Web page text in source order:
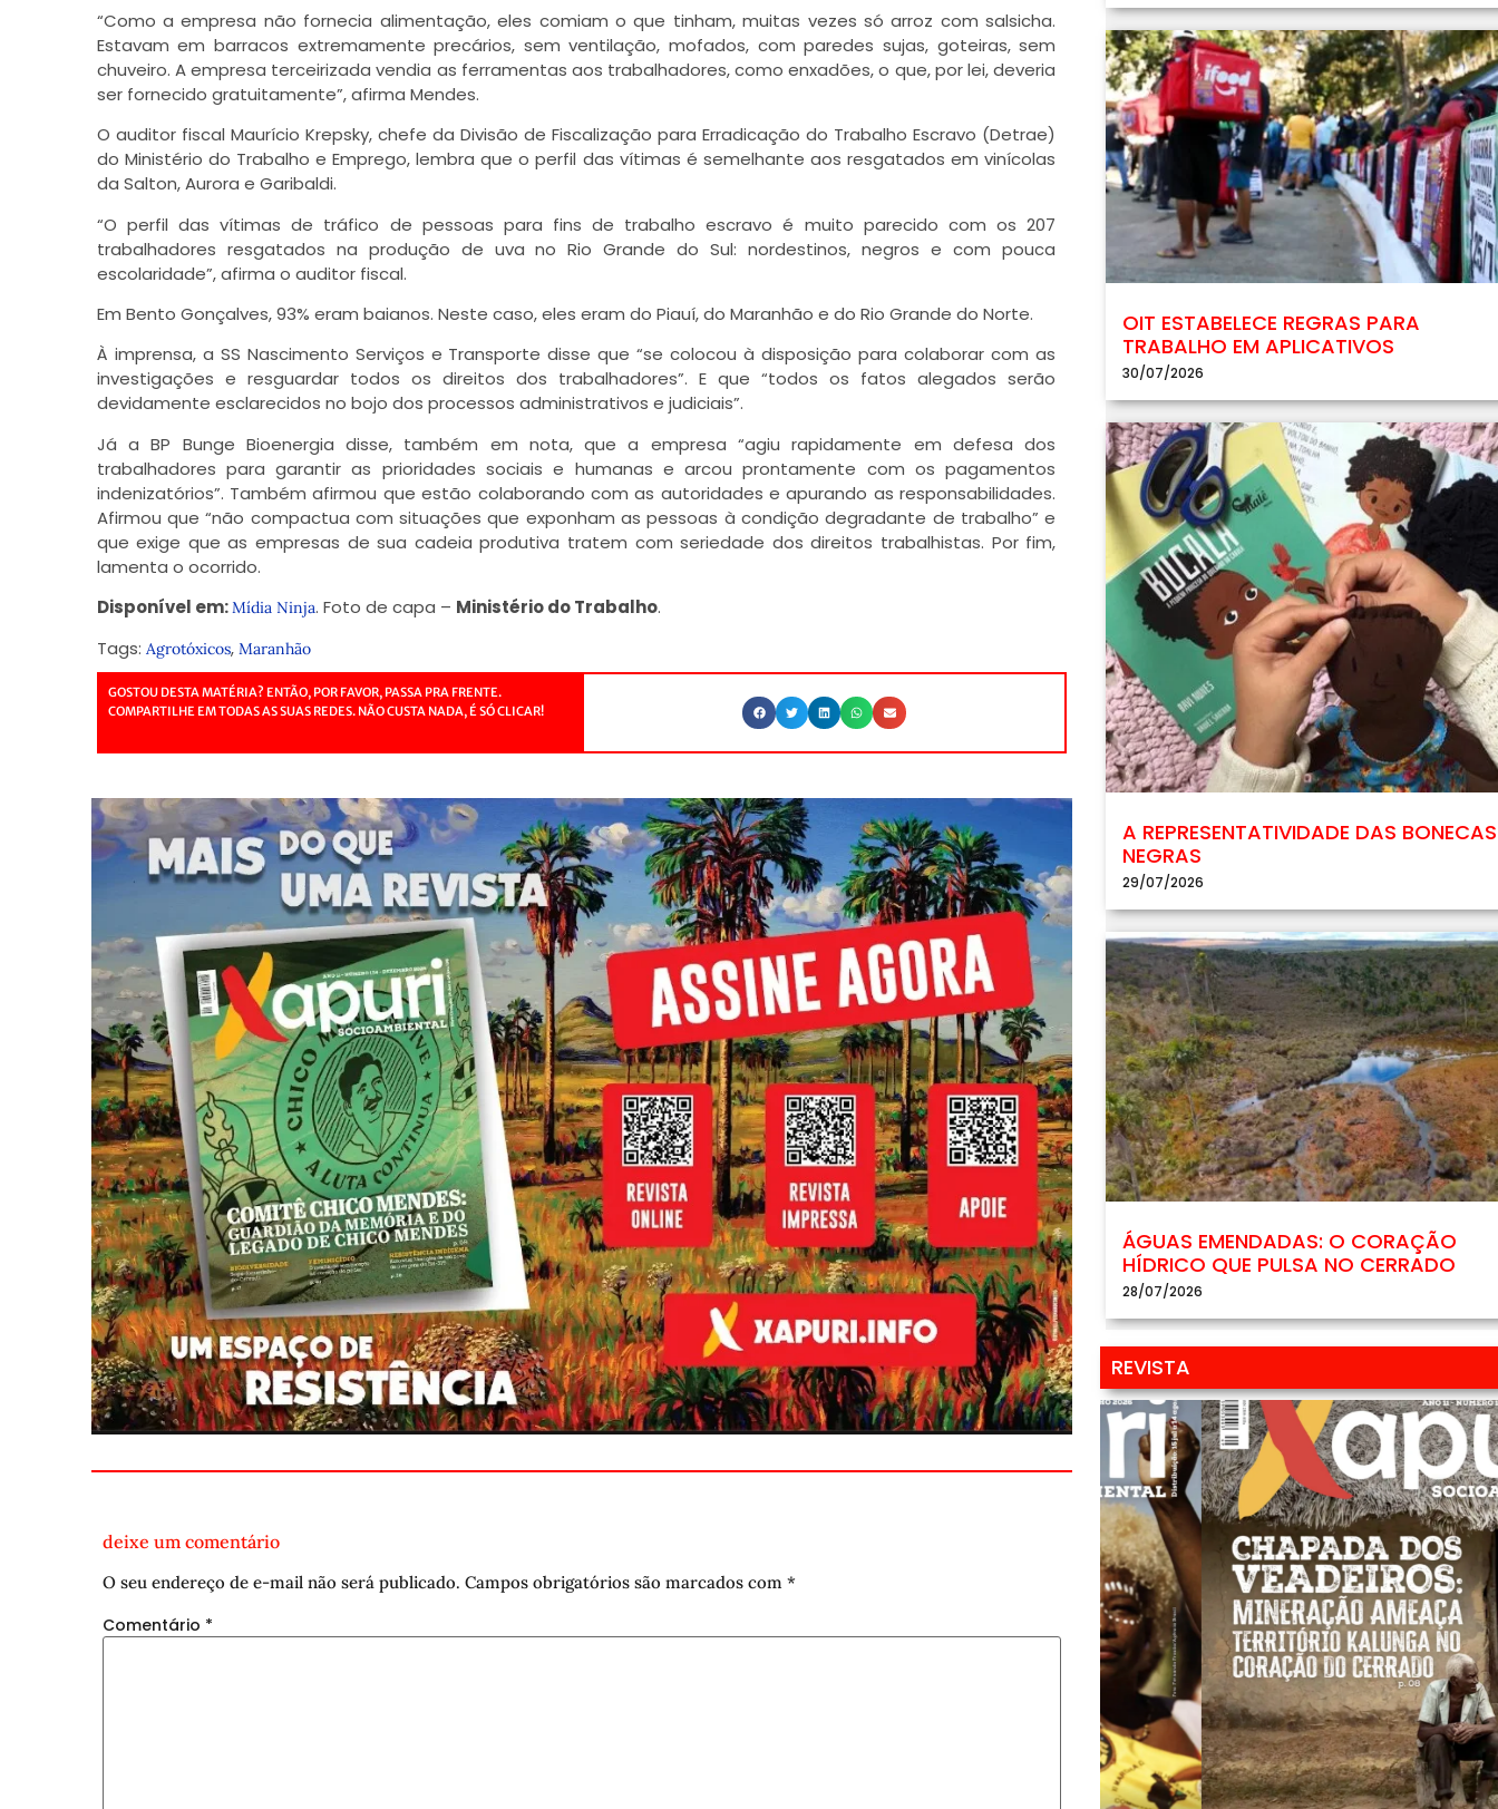
“Como a empresa não fornecia alimentação, eles comiam o que tinham, muitas vezes só arroz com salsicha.
Estavam em barracos extremamente precários, sem ventilação, mofados, com paredes sujas, goteiras, sem
chuveiro. A empresa terceirizada vendia as ferramentas aos trabalhadores, como enxadões, o que, por lei, deveria
ser fornecido gratuitamente”, afirma Mendes.
O auditor fiscal Maurício Krepsky, chefe da Divisão de Fiscalização para Erradicação do Trabalho Escravo (Detrae)
do Ministério do Trabalho e Emprego, lembra que o perfil das vítimas é semelhante aos resgatados em vinícolas
da Salton, Aurora e Garibaldi.
“O perfil das vítimas de tráfico de pessoas para fins de trabalho escravo é muito parecido com os 207
trabalhadores resgatados na produção de uva no Rio Grande do Sul: nordestinos, negros e com pouca
escolaridade”, afirma o auditor fiscal.
Em Bento Gonçalves, 93% eram baianos. Neste caso, eles eram do Piauí, do Maranhão e do Rio Grande do Norte.
À imprensa, a SS Nascimento Serviços e Transporte disse que “se colocou à disposição para colaborar com as
investigações e resguardar todos os direitos dos trabalhadores”. E que “todos os fatos alegados serão
devidamente esclarecidos no bojo dos processos administrativos e judiciais”.
Já a BP Bunge Bioenergia disse, também em nota, que a empresa “agiu rapidamente em defesa dos
trabalhadores para garantir as prioridades sociais e humanas e arcou prontamente com os pagamentos
indenizatórios”. Também afirmou que estão colaborando com as autoridades e apurando as responsabilidades.
Afirmou que “não compactua com situações que exponham as pessoas à condição degradante de trabalho” e
que exige que as empresas de sua cadeia produtiva tratem com seriedade dos direitos trabalhistas. Por fim,
lamenta o ocorrido.
Disponível em:Mídia Ninja. Foto de capa – Ministério do Trabalho.
Tags: Agrotóxicos, Maranhão
GOSTOU DESTA MATÉRIA? ENTÃO, POR FAVOR, PASSA PRA FRENTE.
COMPARTILHE EM TODAS AS SUAS REDES. NÃO CUSTA NADA, É SÓ CLICAR!
deixe um comentário
O seu endereço de e-mail não será publicado. Campos obrigatórios são marcados com *
Comentário *
OIT ESTABELECE REGRAS PARA
TRABALHO EM APLICATIVOS
30/07/2026
A REPRESENTATIVIDADE DAS BONECAS
NEGRAS
29/07/2026
ÁGUAS EMENDADAS: O CORAÇÃO
HÍDRICO QUE PULSA NO CERRADO
28/07/2026
REVISTA